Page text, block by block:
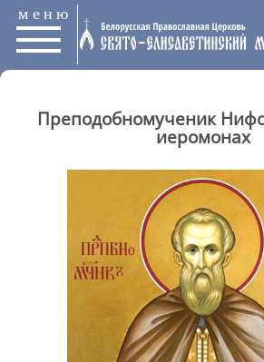
меню
Преподобномученик
иеромонах